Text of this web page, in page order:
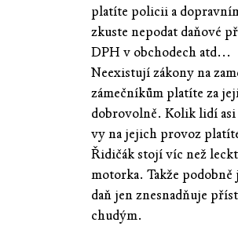
platíte policii a
zkuste nepodat daňové
DPH v obchodech atd...
Neexistují zákony na
zámečníkům platíte za
dobrovolně. Kolik lidí
vy na jejich provoz
Řidičák stojí víc než
motorka. Takže podobně
daň jen znesnadňuje
chudým.